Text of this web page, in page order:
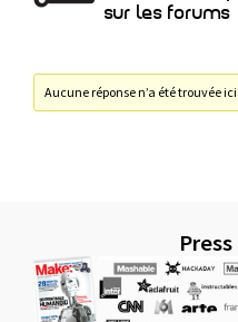
sur les forums
Aucune réponse n’a été trouvée ici.